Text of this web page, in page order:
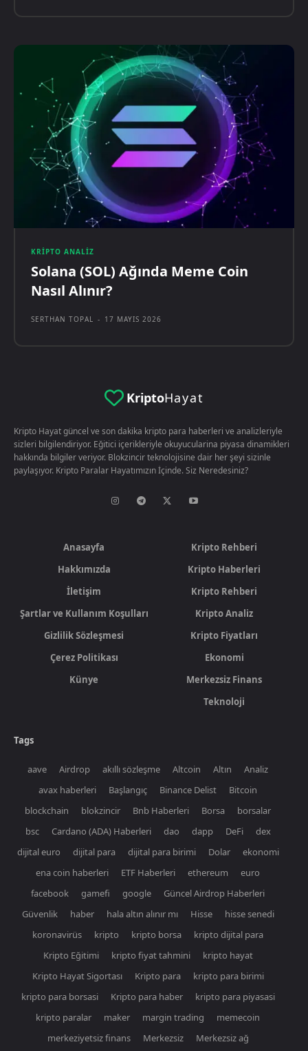
KRIPTO ANALIZ
Solana (SOL) Ağında Meme Coin
Nasıl Alınır?
SERTHAN TOPAL - 17 MAYIS 2026
KriptoHayat
Kripto Hayat güncel ve son dakika kripto para haberleri ve analizleriyle
sizleri bilgilendiriyor. Eğitici içerikleriyle okuyucularina piyasa dinamikleri
hakkında bilgiler veriyor. Blokzincir teknolojisine dair her şeyi sizinle
paylaşıyor. Kripto Paralar Hayatımızın İçinde. Siz Neredesiniz?
Anasayfa
Hakkımızda
İletişim
Şartlar ve Kullanım Koşulları
Gizlilik Sözleşmesi
Çerez Politikası
Künye
Kripto Rehberi
Kripto Haberleri
Kripto Rehberi
Kripto Analiz
Kripto Fiyatları
Ekonomi
Merkezsiz Finans
Teknoloji
Tags
aave Airdrop akıllı sözleşme Altcoin Altın
Analiz
avax haberleri
Başlangıç Binance Delist
Bitcoin
blockchain
blokzincir Bnb Haberleri Borsa
borsalar
bsc
Cardano (ADA) Haberleri dao dapp DeFi
dex
dijital euro
dijital para dijital para birimi Dolar
ekonomi
ena coin haberleri
ETF Haberleri ethereum
euro
facebook
gamefi google
Güncel Airdrop Haberleri
Güvenlik
haber hala altın alınır mı Hisse
hisse senedi
koronavirüs
kripto kripto borsa
kripto dijital para
Kripto Eğitimi
kripto fiyat tahmini
kripto hayat
Kripto Hayat Sigortası
Kripto para
kripto para birimi
kripto para borsasi
Kripto para haber
kripto para piyasasi
kripto paralar
maker margin trading
memecoin
merkeziyetsiz finans
Merkezsiz Merkezsiz ağ